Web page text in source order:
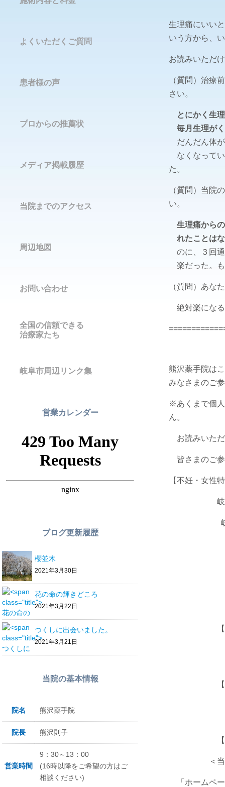
生理痛にいい
いう方から、
お読みいただ
（質問）治療
さい。
とにかく生
毎月生理がく
だんだん体が
なくなってい
た。
（質問）当院
い。
生理痛から
れたことはな
のに、３回通
楽だった。も
（質問）あな
絶対楽になる
熊沢薬手院は
みなさまのご
※あくまで個
ん。
お読みいただ
皆さまのご
【不妊・女性
岐阜市の
岐阜市茜
【診療時
【休
【完全
＜当日予約
「ホームペー
よくいただくご質問
患者様の声
プロからの推薦状
メディア掲載履歴
当院までのアクセス
周辺地図
お問い合わせ
全国の信頼できる
治療家たち
岐阜市周辺リンク集
営業カレンダー
ブログ更新履歴
櫻並木
2021年3月30日
花の命の輝きどころ
2021年3月22日
つくしに出会いました。
2021年3月21日
当院の基本情報
院名 熊沢薬手院
院長 熊沢則子
営業時間
9：30～13：00
(16時以降をご希望の方はご
相談ください)